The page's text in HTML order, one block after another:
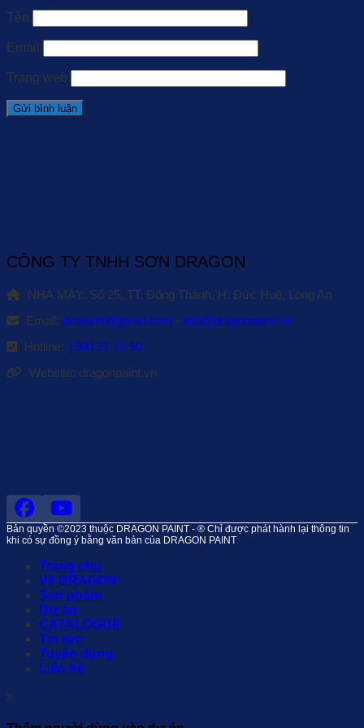
Tên
Email
Trang web
CÔNG TY TNHH SƠN DRAGON
NHÀ MÁY: Số 25, TT. Đông Thành, H. Đức Huệ, Long An
Email: drapaint@gmail.com - info@dragonpaint.vn
Hotline: 1900 27 27 90
Website: dragonpaint.vn
Bản quyền ©2023 thuộc DRAGON PAINT - ® Chỉ được phát hành lại thông tin
khi có sự đồng ý bằng văn bản của DRAGON PAINT
Trang chủ
Về DRAGON
Sản phẩm
Dự án
CATALOGUE
Tin tức
Tuyển dụng
Liên hệ
x